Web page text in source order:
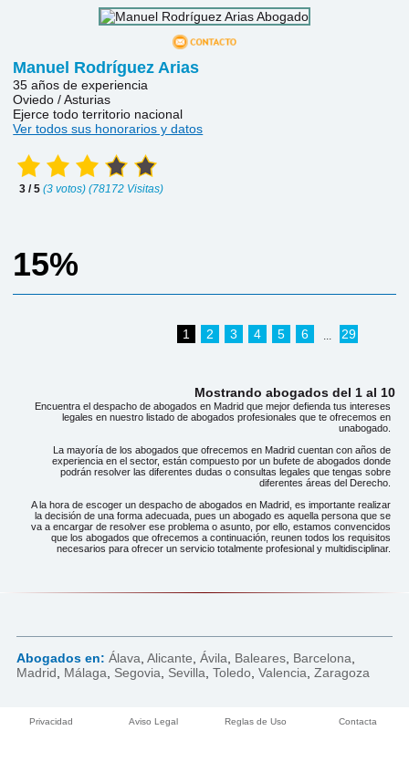
Manuel Rodríguez Arias
35 años de experiencia
Oviedo / Asturias
Ejerce todo territorio nacional
Ver todos sus honorarios y datos
3 / 5(3 votos) (78172 Visitas)
15%
1 2 3 4 5 6 ... 29
Mostrando abogados del 1 al 10
Encuentra el despacho de abogados en Madrid que mejor defienda tus intereses
legales en nuestro listado de abogados profesionales que te ofrecemos en
unabogado.
La mayoría de los abogados que ofrecemos en Madrid cuentan con años de
experiencia en el sector, están compuesto por un bufete de abogados donde
podrán resolver las diferentes dudas o consultas legales que tengas sobre
diferentes áreas del Derecho.
A la hora de escoger un despacho de abogados en Madrid, es importante realizar
la decisión de una forma adecuada, pues un abogado es aquella persona que se
va a encargar de resolver ese problema o asunto, por ello, estamos convencidos
que los abogados que ofrecemos a continuación, reunen todos los requisitos
necesarios para ofrecer un servicio totalmente profesional y multidisciplinar.
Abogados en: Álava, Alicante, Ávila, Baleares, Barcelona,
Madrid, Málaga, Segovia, Sevilla, Toledo, Valencia, Zaragoza
Privacidad Aviso Legal Reglas de Uso Contacta